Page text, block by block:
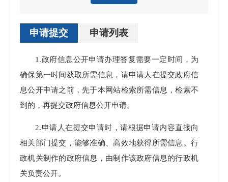
申请提交 申请列表
1.政府信息公开申请办理答复需要一定时间，为
确保第一时间获取所需信息，请申请人在提交政府信
息公开申请之前，先于本网站检索所需信息，检索不
到的，再提交政府信息公开申请。
2.申请人在提交申请时，请根据申请内容直接向
相关部门提交，能够准确、高效地获得所需信息。行
政机关制作的政府信息，由制作该政府信息的行政机
关负责公开。